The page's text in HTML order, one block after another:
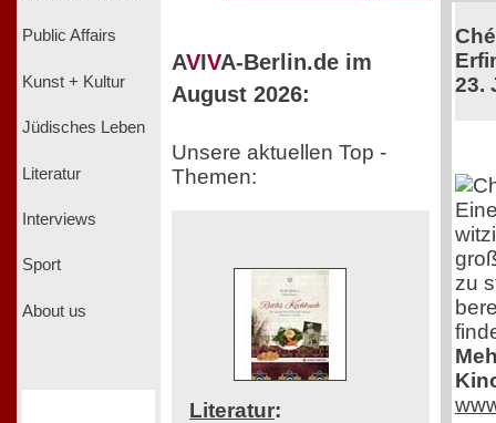
Public Affairs
Kunst + Kultur
Jüdisches Leben
Literatur
Interviews
Sport
About us
AVIVA-Berlin.de im
August 2026:
Unsere aktuellen Top -
Themen:
Literatur:
23.
zu